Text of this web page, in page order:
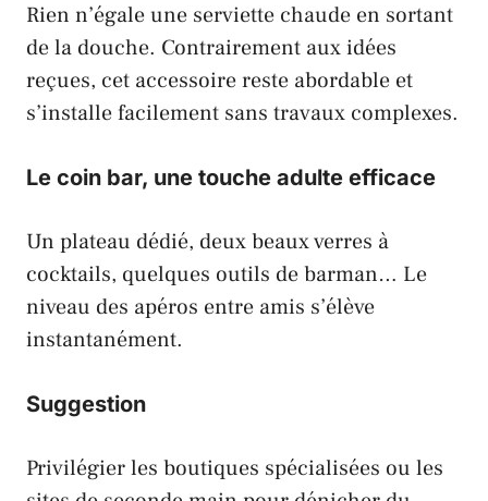
Rien n’égale une serviette chaude en sortant
de la douche. Contrairement aux idées
reçues, cet accessoire reste abordable et
s’installe facilement sans travaux complexes.
Le coin bar, une touche adulte efficace
Un plateau dédié, deux beaux verres à
cocktails, quelques outils de barman… Le
niveau des apéros entre amis s’élève
instantanément.
Suggestion
Privilégier les boutiques spécialisées ou les